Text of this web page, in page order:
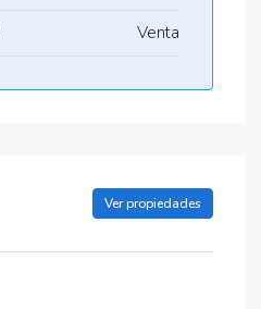
Venta
Ver propiedades